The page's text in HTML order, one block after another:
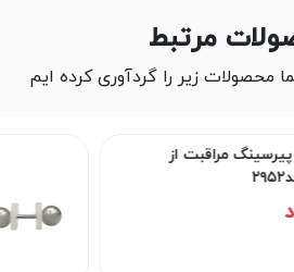
مرتبط
زیر را گردآوری کرده ایم
مراقبت از